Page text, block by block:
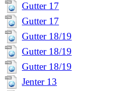
Gutter 17
Gutter 17
Gutter 18/19
Gutter 18/19
Gutter 18/19
Jenter 13